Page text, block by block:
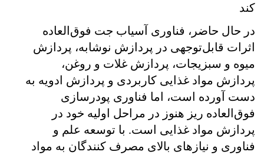
کند
در حال حاضر، فناوری آسیاب جت فوق‌العاده
اثرات قابل‌توجهی در پردازش نوشابه، پردازش
میوه و سبزیجات، پردازش غلات و روغن،
پردازش مواد غذایی کاربردی و پردازش ادویه به
دست آورده است، اما فناوری پودرسازی
فوق‌العاده ریز هنوز در مراحل اولیه خود در
پردازش مواد غذایی است. با توسعه علم و
فناوری و نیازهای بالای مصرف کنندگان به مواد